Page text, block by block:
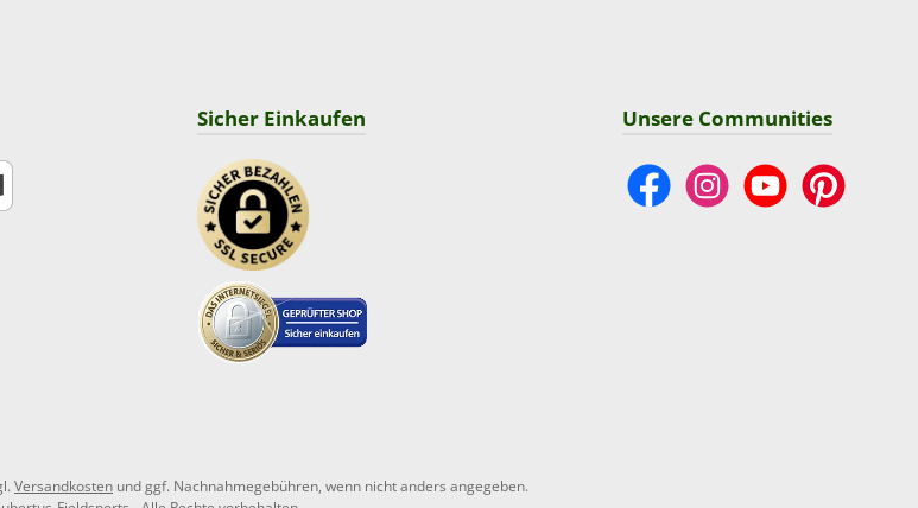
Sicher Einkaufen Unsere Communities
FacebookInstagramYouTubePinterest
Versandkosten und ggf. Nachnahmegebühren, wenn nicht anders angegeben.